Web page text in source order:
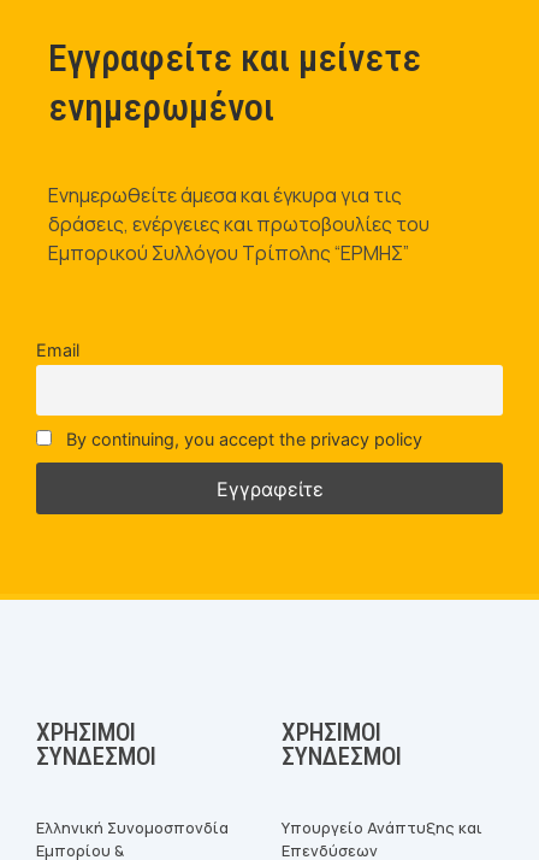
Εγγραφείτε και μείνετε
ενημερωμένοι
Ενημερωθείτε άμεσα και έγκυρα για τις
δράσεις, ενέργειες και πρωτοβουλίες του
Εμπορικού Συλλόγου Τρίπολης “ΕΡΜΗΣ”
Email
By continuing, you accept the privacy policy
ΧΡΉΣΙΜΟΙ
ΣΎΝΔΕΣΜΟΙ
Ελληνική Συνομοσπονδία
Εμπορίου &
ΧΡΉΣΙΜΟΙ
ΣΎΝΔΕΣΜΟΙ
Υπουργείο Ανάπτυξης και
Επενδύσεων